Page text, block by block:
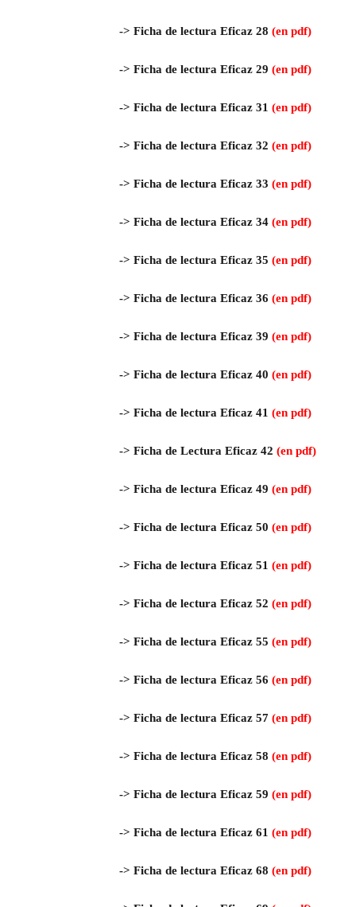
-> Ficha de lectura Eficaz 28 (en pdf)
-> Ficha de lectura Eficaz 29 (en pdf)
-> Ficha de lectura Eficaz 31 (en pdf)
-> Ficha de lectura Eficaz 32 (en pdf)
-> Ficha de lectura Eficaz 33 (en pdf)
-> Ficha de lectura Eficaz 34 (en pdf)
-> Ficha de lectura Eficaz 35 (en pdf)
-> Ficha de lectura Eficaz 36 (en pdf)
-> Ficha de lectura Eficaz 39 (en pdf)
-> Ficha de lectura Eficaz 40 (en pdf)
-> Ficha de lectura Eficaz 41 (en pdf)
-> Ficha de Lectura Eficaz 42 (en pdf)
-> Ficha de lectura Eficaz 49 (en pdf)
-> Ficha de lectura Eficaz 50 (en pdf)
-> Ficha de lectura Eficaz 51 (en pdf)
-> Ficha de lectura Eficaz 52 (en pdf)
-> Ficha de lectura Eficaz 55 (en pdf)
-> Ficha de lectura Eficaz 56 (en pdf)
-> Ficha de lectura Eficaz 57 (en pdf)
-> Ficha de lectura Eficaz 58 (en pdf)
-> Ficha de lectura Eficaz 59 (en pdf)
-> Ficha de lectura Eficaz 61 (en pdf)
-> Ficha de lectura Eficaz 68 (en pdf)